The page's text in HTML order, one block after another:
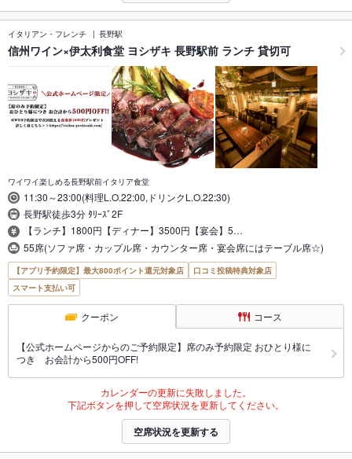
イタリアン・フレンチ 長野駅
信州ワイン×伊太利食堂 ヨシザキ 長野駅前 ランチ 貸切可
ワイワイ楽しめる長野駅前イタリア食堂
11:30～23:00(料理L.O.22:00,ドリンクL.O.22:30)
長野駅徒歩3分 ﾀﾘｰｽﾞ2F
【ランチ】1800円【ディナー】3500円【宴会】5…
55席(ソファ席・カップル席・カウンター席・宴会席にはテーブル席☆)
【アプリ予約限定】最大800ポイント還元対象店
口コミ投稿特典対象店
スマート支払い可
クーポン コース
【公式ホームページからのご予約限定】席のみ予約限定 おひとり様に
つき お会計から500円OFF!
カレンダーの更新に失敗しました。
下記ボタンを押して空席状況を更新してください。
空席状況を更新する